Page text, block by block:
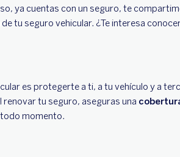
ya cuentas con un seguro, te
tu seguro vehicular. ¿Te interesa
es protegerte a ti, a tu vehículo y a
tu seguro, aseguras una
momento.